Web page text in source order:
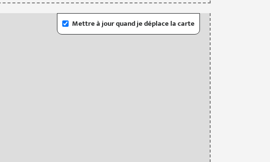
Mettre à jour quand je déplace la carte